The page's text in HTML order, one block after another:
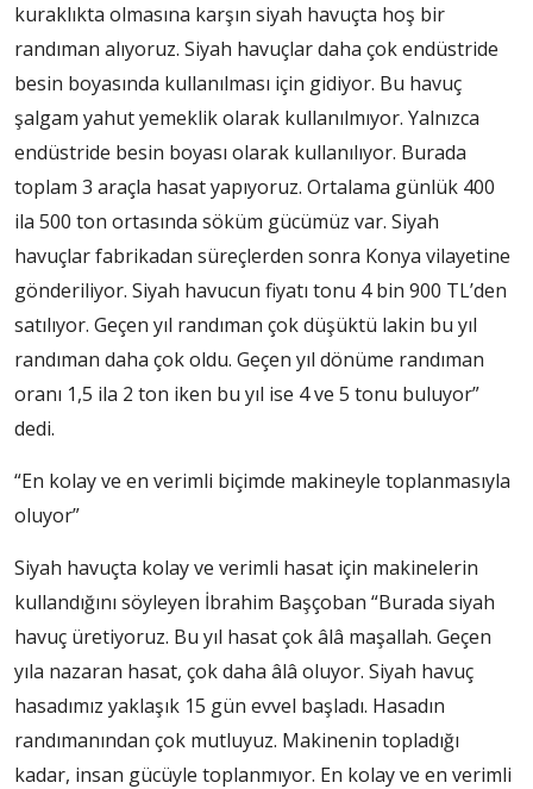
kuraklıkta olmasına karşın siyah havuçta hoş bir
randıman alıyoruz. Siyah havuçlar daha çok endüstride
besin boyasında kullanılması için gidiyor. Bu havuç
şalgam yahut yemeklik olarak kullanılmıyor. Yalnızca
endüstride besin boyası olarak kullanılıyor. Burada
toplam 3 araçla hasat yapıyoruz. Ortalama günlük 400
ila 500 ton ortasında söküm gücümüz var. Siyah
havuçlar fabrikadan süreçlerden sonra Konya vilayetine
gönderiliyor. Siyah havucun fiyatı tonu 4 bin 900 TL’den
satılıyor. Geçen yıl randıman çok düşüktü lakin bu yıl
randıman daha çok oldu. Geçen yıl dönüme randıman
oranı 1,5 ila 2 ton iken bu yıl ise 4 ve 5 tonu buluyor”
dedi.
“En kolay ve en verimli biçimde makineyle toplanmasıyla
oluyor”
Siyah havuçta kolay ve verimli hasat için makinelerin
kullandığını söyleyen İbrahim Başçoban “Burada siyah
havuç üretiyoruz. Bu yıl hasat çok âlâ maşallah. Geçen
yıla nazaran hasat, çok daha âlâ oluyor. Siyah havuç
hasadımız yaklaşık 15 gün evvel başladı. Hasadın
randımanından çok mutluyuz. Makinenin topladığı
kadar, insan gücüyle toplanmıyor. En kolay ve en verimli